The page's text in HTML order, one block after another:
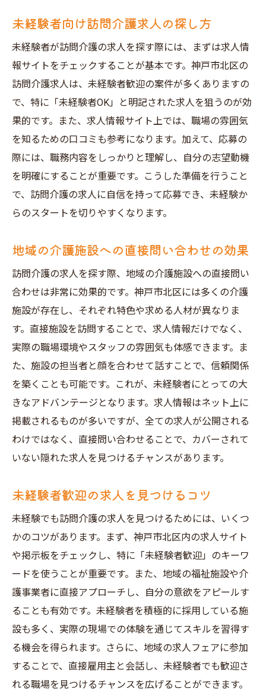
未経験者向け訪問介護求人の探し方
未経験者が訪問介護の求人を探す際には、まずは求人情
報サイトをチェックすることが基本です。神戸市北区の
訪問介護求人は、未経験者歓迎の案件が多くありますの
で、特に「未経験者OK」と明記された求人を狙うのが効
果的です。また、求人情報サイト上では、職場の雰囲気
を知るための口コミも参考になります。加えて、応募の
際には、職務内容をしっかりと理解し、自分の志望動機
を明確にすることが重要です。こうした準備を行うこと
で、訪問介護の求人に自信を持って応募でき、未経験か
らのスタートを切りやすくなります。
地域の介護施設への直接問い合わせの効果
訪問介護の求人を探す際、地域の介護施設への直接問い
合わせは非常に効果的です。神戸市北区には多くの介護
施設が存在し、それぞれ特色や求める人材が異なりま
す。直接施設を訪問することで、求人情報だけでなく、
実際の職場環境やスタッフの雰囲気も体感できます。ま
た、施設の担当者と顔を合わせて話すことで、信頼関係
を築くことも可能です。これが、未経験者にとっての大
きなアドバンテージとなります。求人情報はネット上に
掲載されるものが多いですが、全ての求人が公開される
わけではなく、直接問い合わせることで、カバーされて
いない隠れた求人を見つけるチャンスがあります。
未経験者歓迎の求人を見つけるコツ
未経験でも訪問介護の求人を見つけるためには、いくつ
かのコツがあります。まず、神戸市北区内の求人サイト
や掲示板をチェックし、特に「未経験者歓迎」のキーワ
ードを使うことが重要です。また、地域の福祉施設や介
護事業者に直接アプローチし、自分の意欲をアピールす
ることも有効です。未経験者を積極的に採用している施
設も多く、実際の現場での体験を通じてスキルを習得す
る機会を得られます。さらに、地域の求人フェアに参加
することで、直接雇用主と会話し、未経験者でも歓迎さ
れる職場を見つけるチャンスを広げることができます。